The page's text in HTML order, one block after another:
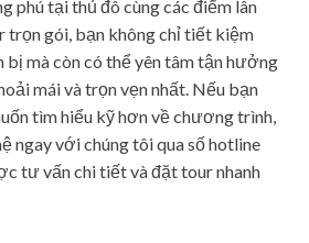
phú tại thủ đô cùng các điểm lân
trọn gói, bạn không chỉ tiết kiệm
mà còn có thể yên tâm tận hưởng
mái và trọn vẹn nhất. Nếu bạn
tìm hiểu kỹ hơn về chương trình,
ngay với chúng tôi qua số hotline
tư vấn chi tiết và đặt tour nhanh